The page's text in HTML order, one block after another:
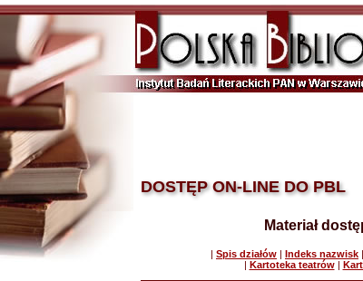
DOSTĘP ON-LINE DO PBL
Materiał
| Spis działów | Indeks nazwisk |
| Kartoteka teatrów|